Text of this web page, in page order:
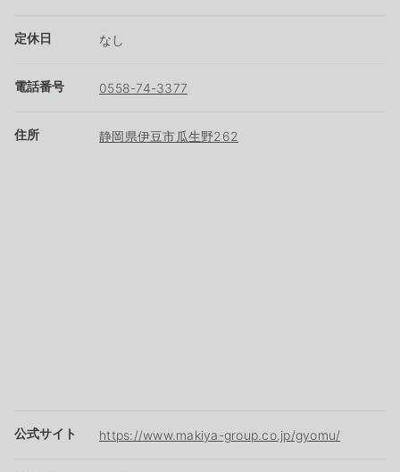
定休日 なし
電話番号 0558-74-3377
住所 静岡県伊豆市瓜生野262
公式サイト https://www.makiya-group.co.jp/gyomu/